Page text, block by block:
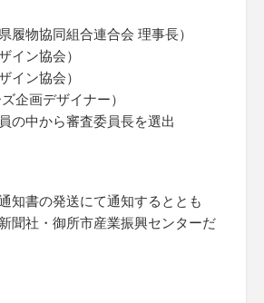
履物協同組合連合会 理事長）
イン協会）
イン協会）
企画デザイナー）
の中から審査委員長を選出
知書の発送にて通知するととも
聞社・御所市産業振興センターだ